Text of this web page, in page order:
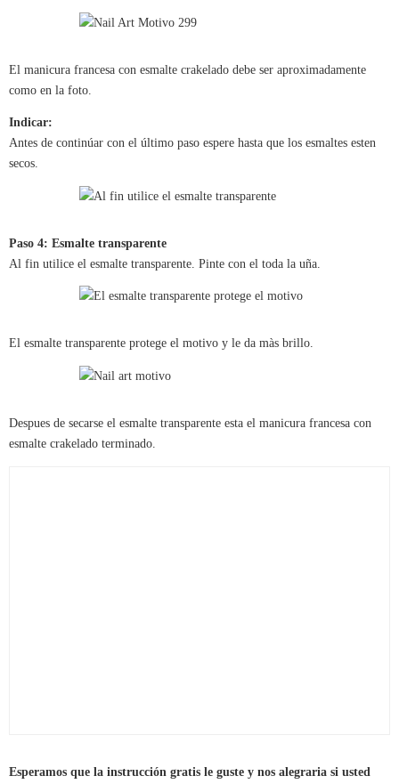
El manicura francesa con esmalte crakelado debe ser aproximadamente
como en la foto.
Indicar:
Antes de continúar con el último paso espere hasta que los esmaltes esten
secos.
Paso 4: Esmalte transparente
Al fin utilice el esmalte transparente. Pinte con el toda la uña.
El esmalte transparente protege el motivo y le da màs brillo.
Despues de secarse el esmalte transparente esta el manicura francesa con
esmalte crakelado terminado.
Esperamos que la instrucción gratis le guste y nos alegraria si usted